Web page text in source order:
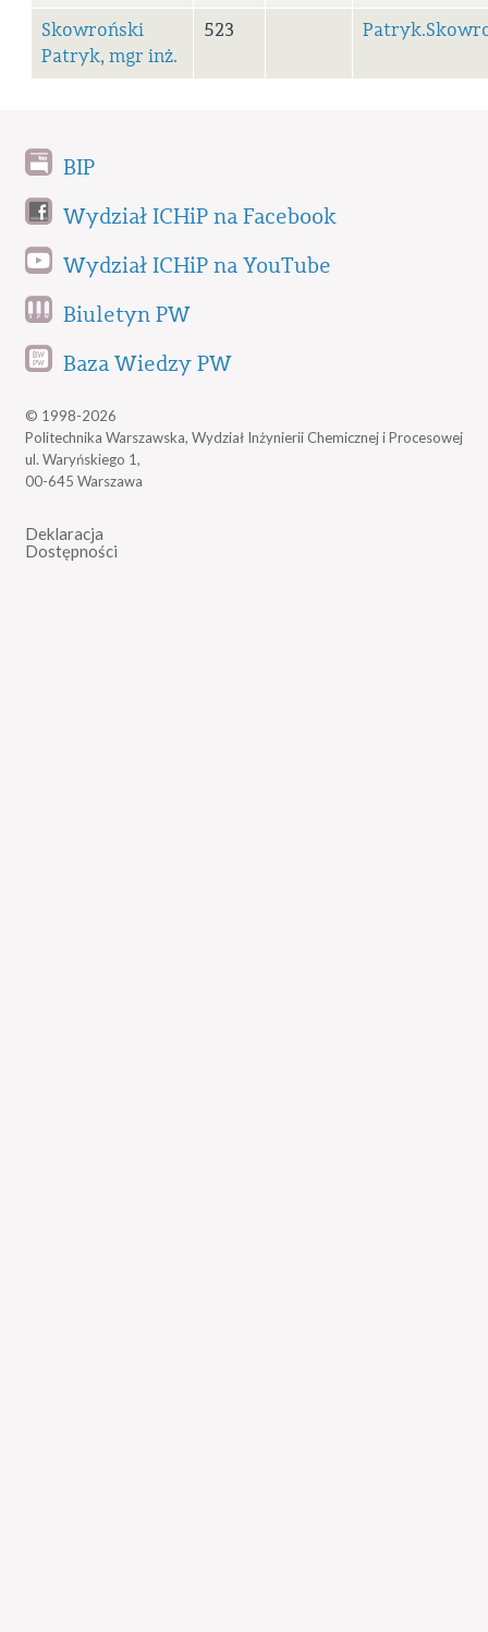
Skowroński
Patryk, mgr inż.
523
BIP
Wydział ICHiP na Facebook
Wydział ICHiP na YouTube
Biuletyn PW
Baza Wiedzy PW
© 1998-2026
Politechnika Warszawska, Wydział Inżynierii Chemicznej i Procesowej
ul. Waryńskiego 1,
00-645 Warszawa
Deklaracja
Dostępności